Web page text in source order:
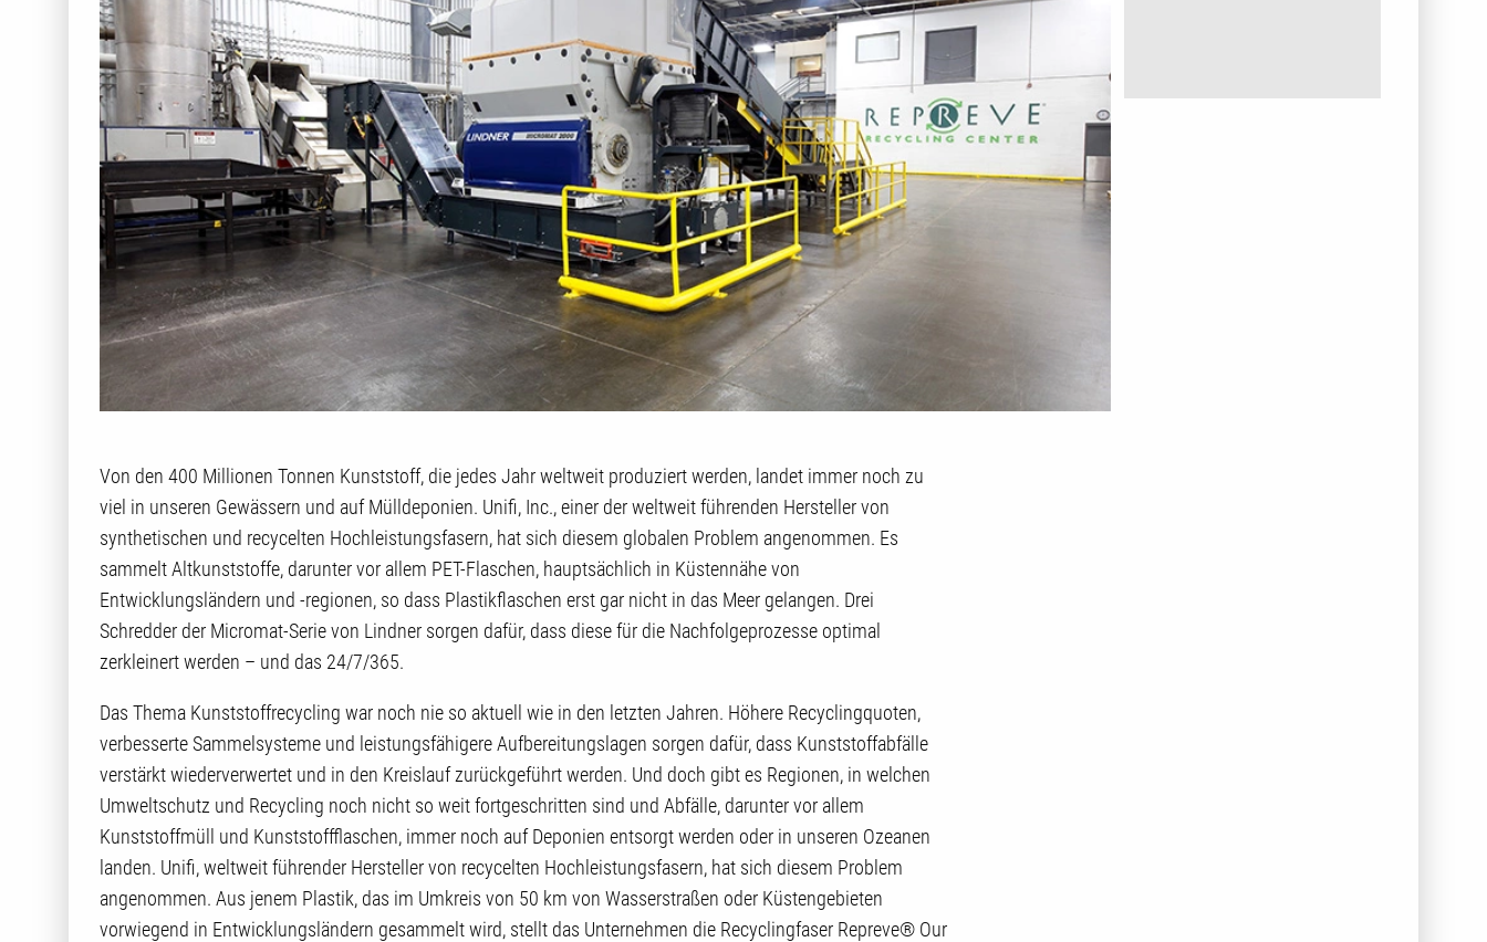
Von den 400 Millionen Tonnen Kunststoff, die jedes Jahr weltweit produziert werden, landet immer noch zu
viel in unseren Gewässern und auf Mülldeponien. Unifi, Inc., einer der weltweit führenden Hersteller von
synthetischen und recycelten Hochleistungsfasern, hat sich diesem globalen Problem angenommen. Es
sammelt Altkunststoffe, darunter vor allem PET-Flaschen, hauptsächlich in Küstennähe von
Entwicklungsländern und -regionen, so dass Plastikflaschen erst gar nicht in das Meer gelangen. Drei
Schredder der Micromat-Serie von Lindner sorgen dafür, dass diese für die Nachfolgeprozesse optimal
zerkleinert werden – und das 24/7/365.
Das Thema Kunststoffrecycling war noch nie so aktuell wie in den letzten Jahren. Höhere Recyclingquoten,
verbesserte Sammelsysteme und leistungsfähigere Aufbereitungslagen sorgen dafür, dass Kunststoffabfälle
verstärkt wiederverwertet und in den Kreislauf zurückgeführt werden. Und doch gibt es Regionen, in welchen
Umweltschutz und Recycling noch nicht so weit fortgeschritten sind und Abfälle, darunter vor allem
Kunststoffmüll und Kunststoffflaschen, immer noch auf Deponien entsorgt werden oder in unseren Ozeanen
landen. Unifi, weltweit führender Hersteller von recycelten Hochleistungsfasern, hat sich diesem Problem
angenommen. Aus jenem Plastik, das im Umkreis von 50 km von Wasserstraßen oder Küstengebieten
vorwiegend in Entwicklungsländern gesammelt wird, stellt das Unternehmen die Recyclingfaser Repreve® Our